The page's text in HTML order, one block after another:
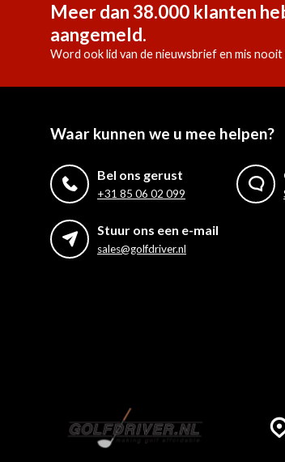
Meer dan 38.000 klanten
aangemeld.
Word ook lid van de nieuwsbrief en mis
Waar kunnen we u mee helpen?
Bel ons gerust
+31 85 06 02 099
Stuur ons een e-mail
sales@golfdriver.nl